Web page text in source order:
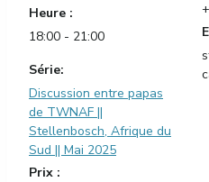
Heure :
18:00 - 21:00
Série:
Discussion entre papas
de TWNAF ||
Stellenbosch, Afrique du
Sud || Mai 2025
Prix :